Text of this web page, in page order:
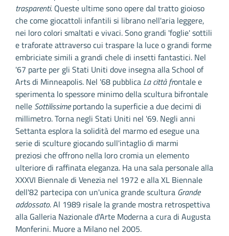
trasparenti. Queste ultime sono opere dal tratto gioioso
che come giocattoli infantili si librano nell'aria leggere,
nei loro colori smaltati e vivaci. Sono grandi 'foglie' sottili
e traforate attraverso cui traspare la luce o grandi forme
embriciate simili a grandi chele di insetti fantastici. Nel
'67 parte per gli Stati Uniti dove insegna alla School of
Arts di Minneapolis. Nel '68 pubblica La città frontale e
sperimenta lo spessore minimo della scultura bifrontale
nelle Sottilissimeportando la superficie a due decimi di
millimetro. Torna negli Stati Uniti nel '69. Negli anni
Settanta esplora la solidità del marmo ed esegue una
serie di sculture giocando sull'intaglio di marmi
preziosi che offrono nella loro cromia un elemento
ulteriore di raffinata eleganza. Ha una sala personale alla
XXXVI Biennale di Venezia nel 1972 e alla XL Biennale
dell'82 partecipa con un'unica grande scultura Grande
addossato. Al 1989 risale la grande mostra retrospettiva
alla Galleria Nazionale d'Arte Moderna a cura di Augusta
Monferini. Muore a Milano nel 2005.